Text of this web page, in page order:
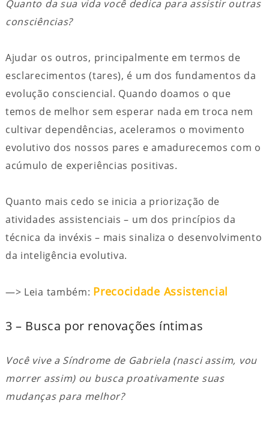
Quanto da sua vida você dedica para assistir outras
consciências?
Ajudar os outros, principalmente em termos de
esclarecimentos (tares), é um dos fundamentos da
evolução consciencial. Quando doamos o que
temos de melhor sem esperar nada em troca nem
cultivar dependências, aceleramos o movimento
evolutivo dos nossos pares e amadurecemos com o
acúmulo de experiências positivas.
Quanto mais cedo se inicia a priorização de
atividades assistenciais – um dos princípios da
técnica da invéxis – mais sinaliza o desenvolvimento
da inteligência evolutiva.
—> Leia também: Precocidade Assistencial
3 – Busca por renovações íntimas
Você vive a Síndrome de Gabriela (nasci assim, vou
morrer assim) ou busca proativamente suas
mudanças para melhor?